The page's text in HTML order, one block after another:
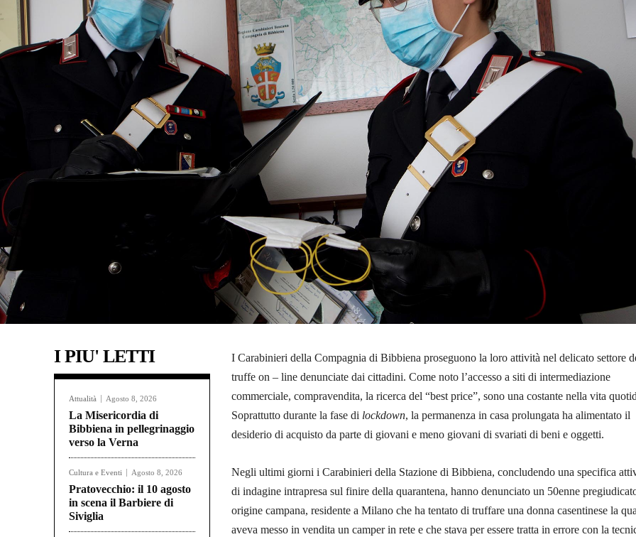
I PIU' LETTI
Attualità Agosto 8, 2026
La Misericordia di
Bibbiena in pellegrinaggio
verso la Verna
Cultura e Eventi Agosto 8, 2026
Pratovecchio: il 10 agosto
in scena il Barbiere di
Siviglia
I Carabinieri della Compagnia di Bibbiena proseguono la loro attività nel delicato settore
truffe on – line denunciate dai cittadini. Come noto l’accesso a siti di intermediazione
commerciale, compravendita, la ricerca del “best price”, sono una costante nella vita
Soprattutto durante la fase di lockdown, la permanenza in casa prolungata ha alimentato il
desiderio di acquisto da parte di giovani e meno giovani di svariati di beni e oggetti.
Negli ultimi giorni i Carabinieri della Stazione di Bibbiena, concludendo una specifica
di indagine intrapresa sul finire della quarantena, hanno denunciato un 50enne
origine campana, residente a Milano che ha tentato di truffare una donna casentinese la
aveva messo in vendita un camper in rete e che stava per essere tratta in errore con la